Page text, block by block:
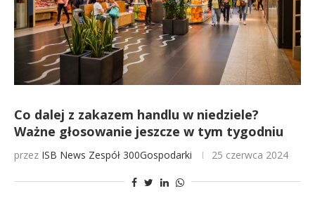
Co dalej z zakazem handlu w niedziele?
Ważne głosowanie jeszcze w tym tygodniu
przez ISB News Zespół 300Gospodarki 25 czerwca 2024